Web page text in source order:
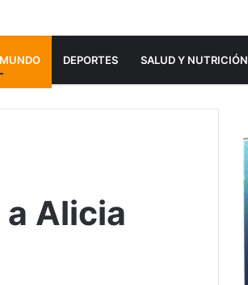
DEPORTES SALUD Y NUTRICIÓN
Alicia